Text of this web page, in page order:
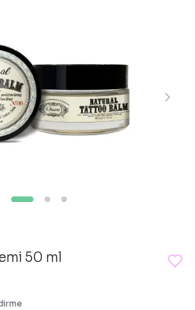
50 ml